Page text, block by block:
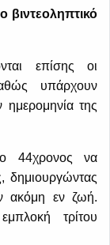
βιντεοληπτικό
επίσης οι
υπάρχουν
ημερομηνία της
44χρονος να
δημιουργώντας
ακόμη εν ζωή.
τρίτου